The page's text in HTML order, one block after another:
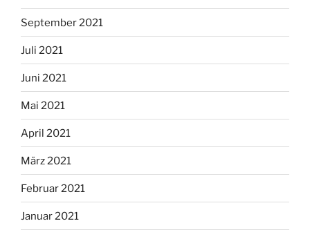
September 2021
Juli 2021
Juni 2021
Mai 2021
April 2021
März 2021
Februar 2021
Januar 2021